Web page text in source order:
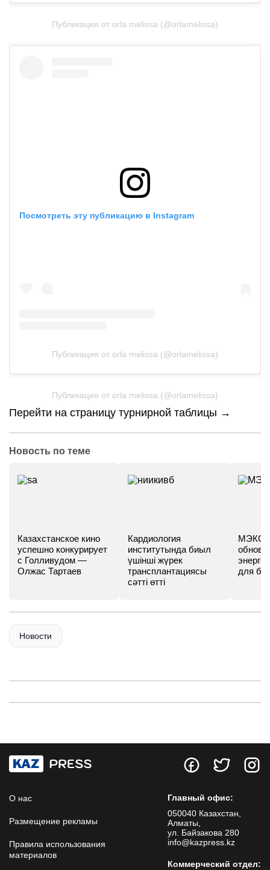
Публикация от orla melissa (@orlamelissa)
Посмотреть эту публикацию в Instagram
Публикация от orla melissa (@orlamelissa)
Публикация от orla melissa (@orlamelissa)
Перейти на страницу турнирной таблицы →
Новость по теме
Казахстанское кино
успешно конкурирует
с Голливудом —
Олжас Тартаев
Кардиология
институтында биыл
үшінші жүрек
трансплантациясы
сәтті өтті
МЭКС -
для
Новости
О нас
Размещение рекламы
Правила использования
материалов
Главный офис:
050040 Казахстан,
Алматы,
ул. Байзакова 280
info@kazpress.kz
Коммерческий отдел: